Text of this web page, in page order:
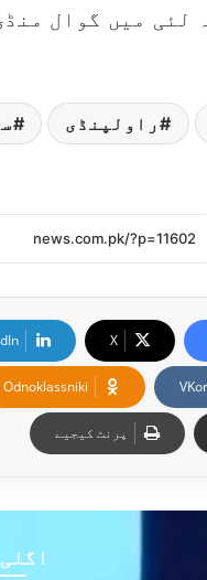
لئی میں گوال
راولپنڈی
X
Odnoklassniki
پرنٹ کیجیے